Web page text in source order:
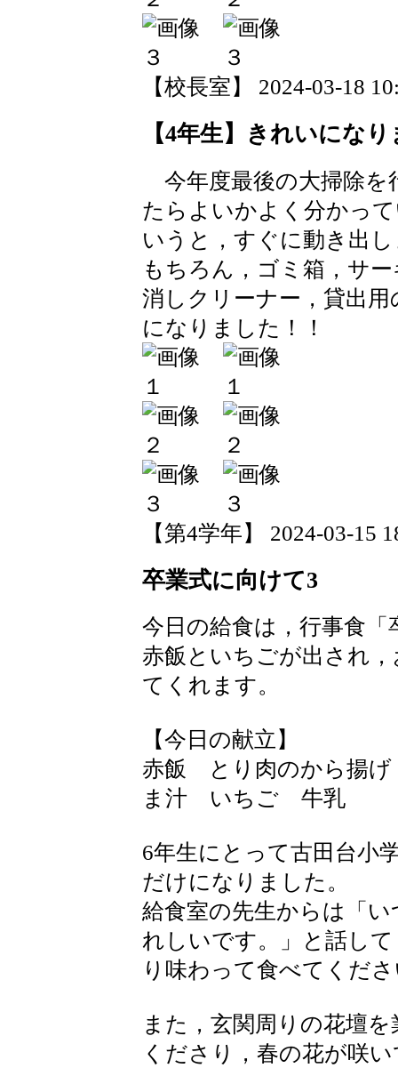
【校長室】 2024-03-18
【4年生】きれいにな
今年度最後の大掃除を
たらよいかよく分かっ
いうと，すぐに動き出
もちろん，ゴミ箱，サ
消しクリーナー，貸出
になりました！！
【第4学年】 2024-03-15
卒業式に向けて3
今日の給食は，行事食
赤飯といちごが出され
てくれます。
【今日の献立】
赤飯 とり肉のから揚
ま汁 いちご 牛乳
6年生にとって古田台小
だけになりました。
給食室の先生からは「
れしいです。」と話し
り味わって食べてくだ
また，玄関周りの花壇
くださり，春の花が咲